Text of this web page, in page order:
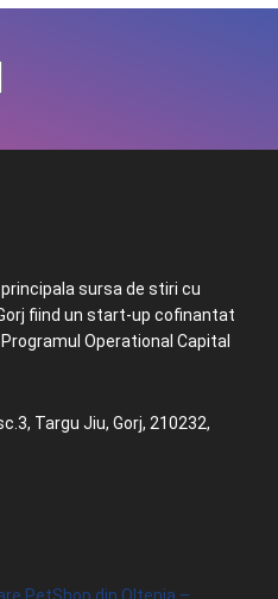
sursa de stiri cu
fiind un start-up cofinantat
Operational Capital
Targu Jiu, Gorj, 210232,